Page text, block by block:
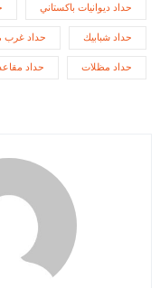
حداد ديوانيات باكستاني
حداد شبابيك حداد
حداد مظلات حداد